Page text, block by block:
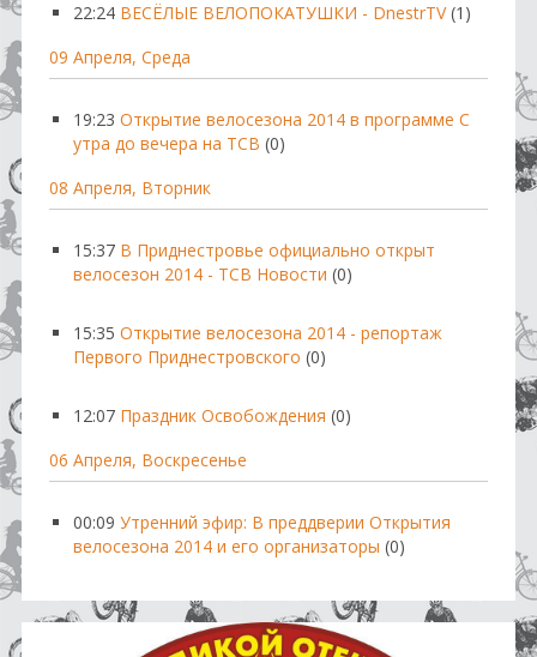
22:24 ВЕСЁЛЫЕ ВЕЛОПОКАТУШКИ - DnestrTV (1)
09 Апреля, Среда
19:23 Открытие велосезона 2014 в программе С
утра до вечера на ТСВ (0)
08 Апреля, Вторник
15:37 В Приднестровье официально открыт
велосезон 2014 - ТСВ Новости (0)
15:35 Открытие велосезона 2014 - репортаж
Первого Приднестровского (0)
12:07 Праздник Освобождения (0)
06 Апреля, Воскресенье
00:09 Утренний эфир: В преддверии Открытия
велосезона 2014 и его организаторы (0)